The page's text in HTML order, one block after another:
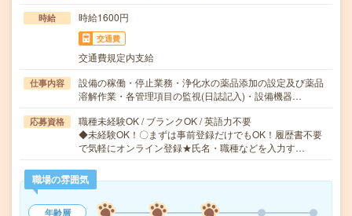
時給 時給1600円
交通費
交通費規定内支給
仕事内容
設備の稼働・停止業務・浄化水の薬品添加の設定及び薬品
溶解作業・各管理項目の監視(日誌記入)・設備機器…
応募資格
職種未経験OK / ブランクOK / 英語力不要
◆未経験OK！〇まずは事前登録だけでもOK！履歴書不要
で気軽にオンライン登録★氏名・職種などを入力す…
職場の雰囲気
年齢層